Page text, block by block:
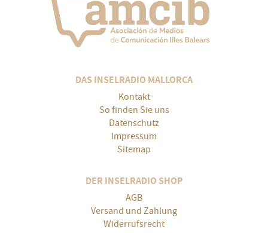
DAS INSELRADIO MALLORCA
Kontakt
So finden Sie uns
Datenschutz
Impressum
Sitemap
DER INSELRADIO SHOP
AGB
Versand und Zahlung
Widerrufsrecht